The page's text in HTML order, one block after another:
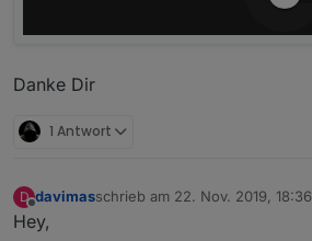
Danke Dir
1 Antwort
D davimasschrieb am 22. Nov. 2019, 18:36
zuletzt editiert von davimas
Hey,